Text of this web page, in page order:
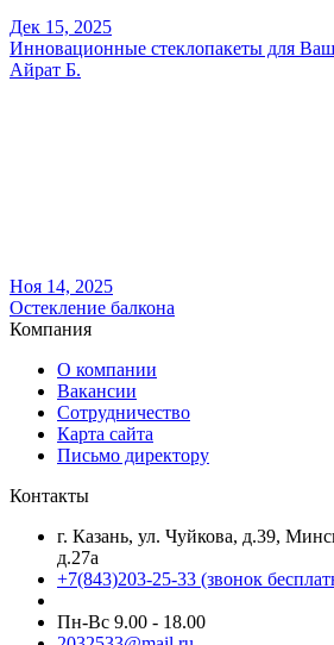
Дек 15, 2025
Инновационные стеклопакеты для
Айрат Б.
Ноя 14, 2025
Остекление балкона
Компания
О компании
Вакансии
Сотрудничество
Карта сайта
Письмо директору
Контакты
г. Казань, ул. Чуйкова, д.39,
д.27а
+7(843)203-25-33 (звонок
Пн-Вс 9.00 - 18.00